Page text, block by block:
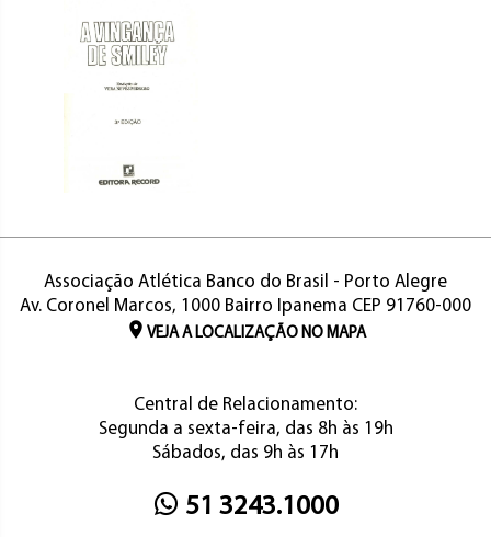
Associação Atlética Banco do Brasil - Porto Alegre
Av. Coronel Marcos, 1000 Bairro Ipanema CEP 91760-000
VEJA A LOCALIZAÇÃO NO MAPA
Central de Relacionamento:
Segunda a sexta-feira, das 8h às 19h
Sábados, das 9h às 17h
51 3243.1000